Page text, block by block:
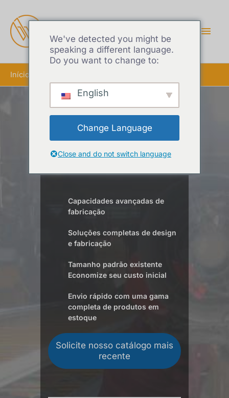
Início
Fornecedor líder de
dissipadores de calor
padrão
Capacidades avançadas de
fabricação
Soluções completas de design
e fabricação
Tamanho padrão existente
Economize seu custo inicial
Envio rápido com uma gama
completa de produtos em
estoque
Solicite nosso catálogo mais
recente
We've detected you might be
speaking a different language.
Do you want to change to:
English
Change Language
Close and do not switch language